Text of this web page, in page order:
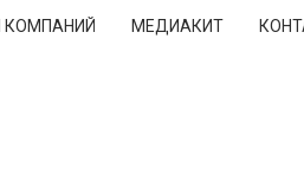
КОМПАНИЙ МЕДИАКИТ